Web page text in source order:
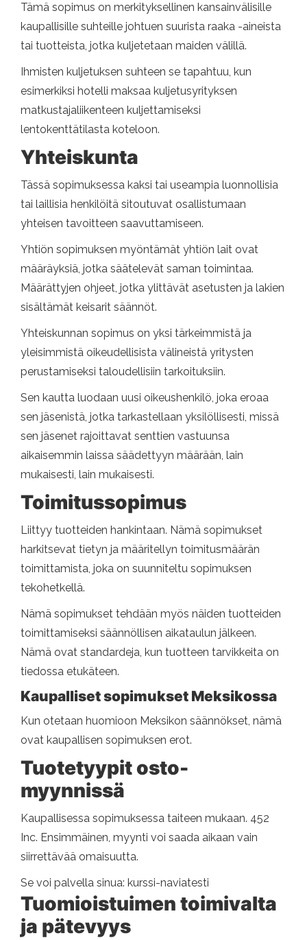
Tämä sopimus on merkityksellinen kansainvälisille
kaupallisille suhteille johtuen suurista raaka -aineista
tai tuotteista, jotka kuljetetaan maiden välillä.
Ihmisten kuljetuksen suhteen se tapahtuu, kun
esimerkiksi hotelli maksaa kuljetusyrityksen
matkustajaliikenteen kuljettamiseksi
lentokenttätilasta koteloon.
Yhteiskunta
Tässä sopimuksessa kaksi tai useampia luonnollisia
tai laillisia henkilöitä sitoutuvat osallistumaan
yhteisen tavoitteen saavuttamiseen.
Yhtiön sopimuksen myöntämät yhtiön lait ovat
määräyksiä, jotka säätelevät saman toimintaa.
Määrättyjen ohjeet, jotka ylittävät asetusten ja lakien
sisältämät keisarit säännöt.
Yhteiskunnan sopimus on yksi tärkeimmistä ja
yleisimmistä oikeudellisista välineistä yritysten
perustamiseksi taloudellisiin tarkoituksiin.
Sen kautta luodaan uusi oikeushenkilö, joka eroaa
sen jäsenistä, jotka tarkastellaan yksilöllisesti, missä
sen jäsenet rajoittavat senttien vastuunsa
aikaisemmin laissa säädettyyn määrään, lain
mukaisesti, lain mukaisesti.
Toimitussopimus
Liittyy tuotteiden hankintaan. Nämä sopimukset
harkitsevat tietyn ja määritellyn toimitusmäärän
toimittamista, joka on suunniteltu sopimuksen
tekohetkellä.
Nämä sopimukset tehdään myös näiden tuotteiden
toimittamiseksi säännöllisen aikataulun jälkeen.
Nämä ovat standardeja, kun tuotteen tarvikkeita on
tiedossa etukäteen.
Kaupalliset sopimukset Meksikossa
Kun otetaan huomioon Meksikon säännökset, nämä
ovat kaupallisen sopimuksen erot.
Tuotetyypit osto-
myynnissä
Kaupallisessa sopimuksessa taiteen mukaan. 452
Inc. Ensimmäinen, myynti voi saada aikaan vain
siirrettävää omaisuutta.
Se voi palvella sinua: kurssi-naviatesti
Tuomioistuimen toimivalta
ja pätevyys